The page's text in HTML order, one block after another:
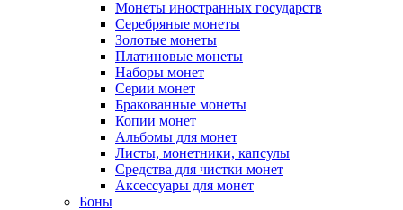
Монеты иностранных государств
Серебряные монеты
Золотые монеты
Платиновые монеты
Наборы монет
Серии монет
Бракованные монеты
Копии монет
Альбомы для монет
Листы, монетники, капсулы
Средства для чистки монет
Аксессуары для монет
Боны